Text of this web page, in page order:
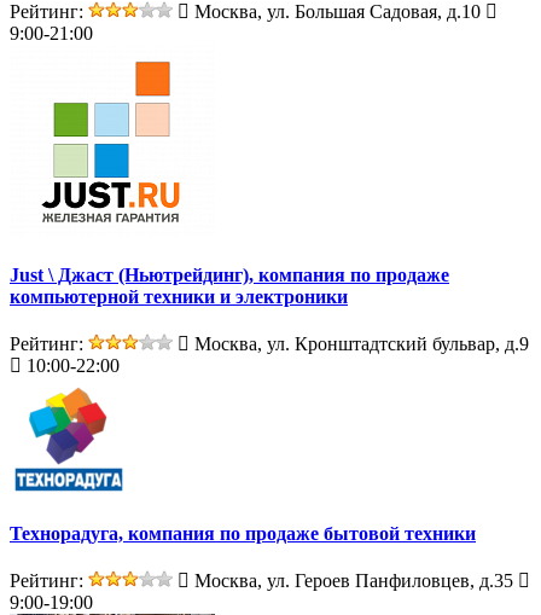
Рейтинг:
Москва, ул. Большая Садовая, д.10
9:00-21:00
Just \ Джаст (Ньютрейдинг), компания по продаже
компьютерной техники и электроники
Рейтинг:
Москва, ул. Кронштадтский бульвар, д.9
10:00-22:00
Технорадуга, компания по продаже бытовой техники
Рейтинг:
Москва, ул. Героев Панфиловцев, д.35
9:00-19:00